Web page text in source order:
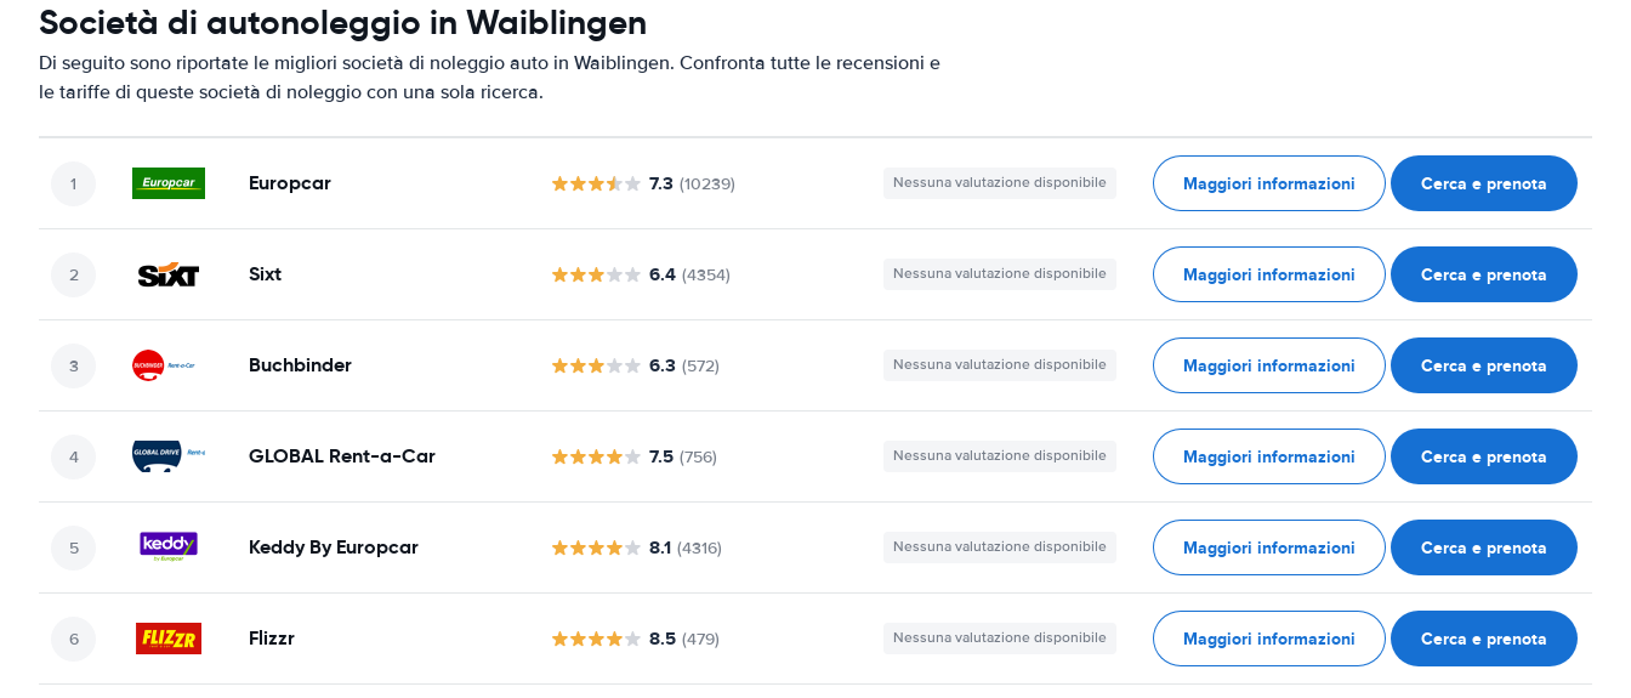
Società di autonoleggio in Waiblingen
Di seguito sono riportate le migliori società di noleggio auto in Waiblingen. Confronta tutte le recensioni e
le tariffe di queste società di noleggio con una sola ricerca.
Europcar 7.3 (10239) Nessuna valutazione disponibile Maggiori informazioni Cerca e prenota
Sixt 6.4 (4354) Nessuna valutazione disponibile Maggiori informazioni Cerca e prenota
Buchbinder 6.3 (572) Nessuna valutazione disponibile Maggiori informazioni Cerca e prenota
GLOBAL Rent-a-Car 7.5 (756) Nessuna valutazione disponibile Maggiori informazioni Cerca e prenota
Keddy By Europcar 8.1 (4316) Nessuna valutazione disponibile Maggiori informazioni Cerca e prenota
Flizzr 8.5 (479) Nessuna valutazione disponibile Maggiori informazioni Cerca e prenota